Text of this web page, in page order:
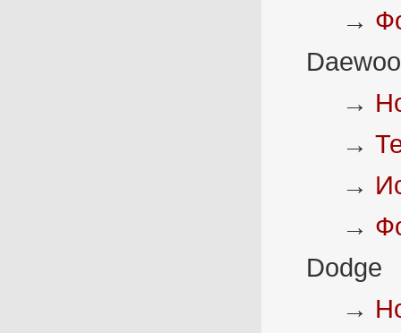
→
Daewoo
→
→
→
→
Dodge
→